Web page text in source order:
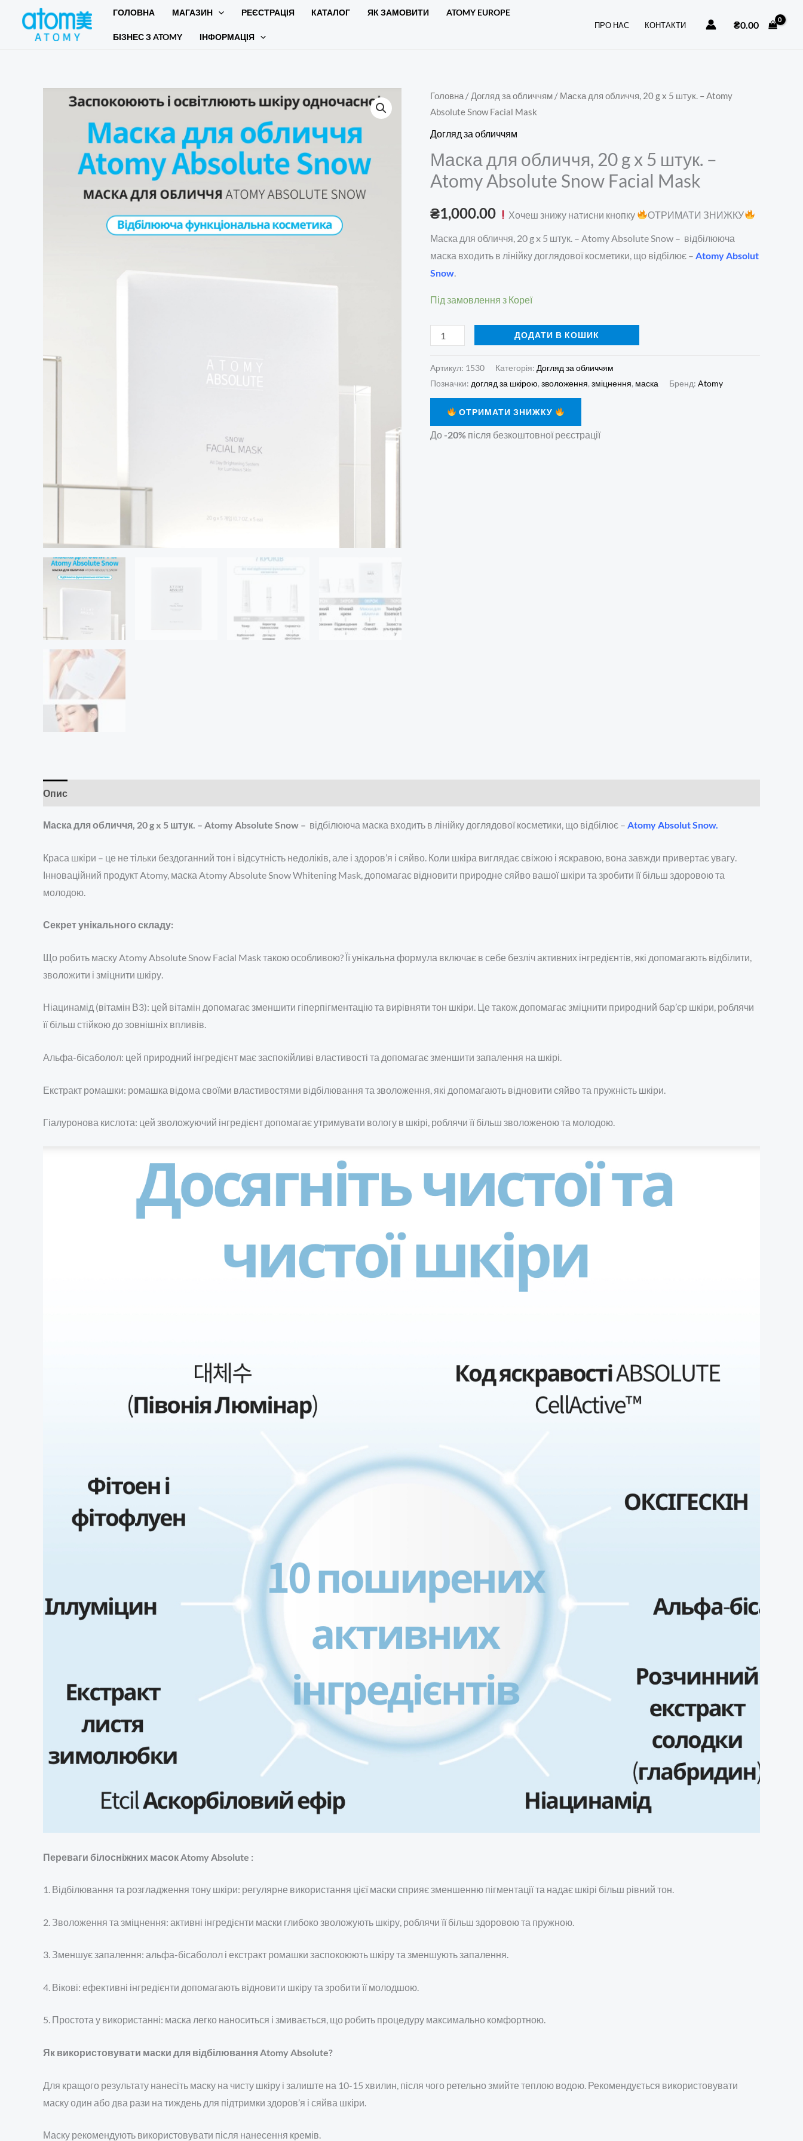
ГОЛОВНА МАГАЗИН РЕЄСТРАЦІЯ КАТАЛОГ ЯК ЗАМОВИТИ ATOMY EUROPE
БІЗНЕС З ATOMY ІНФОРМАЦІЯ
ПРО НАС КОНТАКТИ ₴0.00
Головна / Догляд за обличчям / Маска для обличчя, 20 g x 5 штук. – Atomy
Absolute Snow Facial Mask
Догляд за обличчям
Маска для обличчя, 20 g x 5 штук. –
Atomy Absolute Snow Facial Mask
₴1,000.00 Хочеш знижу натисни кнопку ОТРИМАТИ ЗНИЖКУ
Маска для обличчя, 20 g x 5 штук. – Atomy Absolute Snow – відбілююча
маска входить в лінійку доглядової косметики, що відбілює – Atomy Absolut
Snow
Під замовлення з Кореї
Маска
для
обличчя,
g
x
штук.
-
Atomy
Absolute
Facial
кількість
ДОДАТИ В КОШИК
Артикул: 1530 Категорія: Догляд за обличчям
Позначки: догляд за шкірою, зволоження, зміцнення, маска Бренд: Atomy
ОТРИМАТИ ЗНИЖКУ
До-20% після безкоштовної реєстрації
Опис
Маска для обличчя, 20 g x 5 штук. – Atomy Absolute Snow – відбілююча маска входить в лінійку доглядової косметики, що відбілює – Atomy Absolut Snow.
Краса шкіри – це не тільки бездоганний тон і відсутність недоліків, але і здоров’я і сяйво. Коли шкіра виглядає свіжою і яскравою, вона завжди привертає увагу.
Інноваційний продукт Atomy, маска Atomy Absolute Snow Whitening Mask, допомагає відновити природне сяйво вашої шкіри та зробити її більш здоровою та
молодою.
Секрет унікального складу:
Що робить маску Atomy Absolute Snow Facial Mask такою особливою? Її унікальна формула включає в себе безліч активних інгредієнтів, які допомагають відбілити,
зволожити і зміцнити шкіру.
Ніацинамід (вітамін В3): цей вітамін допомагає зменшити гіперпігментацію та вирівняти тон шкіри. Це також допомагає зміцнити природний бар’єр шкіри, роблячи
її більш стійкою до зовнішніх впливів.
Альфа-бісаболол: цей природний інгредієнт має заспокійливі властивості та допомагає зменшити запалення на шкірі.
Екстракт ромашки: ромашка відома своїми властивостями відбілювання та зволоження, які допомагають відновити сяйво та пружність шкіри.
Гіалуронова кислота: цей зволожуючий інгредієнт допомагає утримувати вологу в шкірі, роблячи її більш зволоженою та молодою.
Переваги білосніжних масок Atomy Absolute :
1. Відбілювання та розгладження тону шкіри: регулярне використання цієї маски сприяє зменшенню пігментації та надає шкірі більш рівний тон.
2. Зволоження та зміцнення: активні інгредієнти маски глибоко зволожують шкіру, роблячи її більш здоровою та пружною.
3. Зменшує запалення: альфа-бісаболол і екстракт ромашки заспокоюють шкіру та зменшують запалення.
4. Вікові: ефективні інгредієнти допомагають відновити шкіру та зробити її молодшою.
5. Простота у використанні: маска легко наноситься і змивається, що робить процедуру максимально комфортною.
Як використовувати маски для відбілювання Atomy Absolute?
Для кращого результату нанесіть маску на чисту шкіру і залиште на 10-15 хвилин, після чого ретельно змийте теплою водою. Рекомендується використовувати
маску один або два рази на тиждень для підтримки здоров’я і сяйва шкіри.
Маску рекомендують використовувати після нанесення кремів.
g
-
Snow
Facial
Mask